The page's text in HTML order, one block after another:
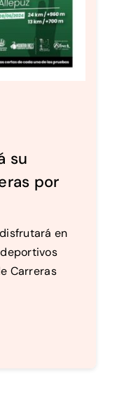
su
por
en
Carreras